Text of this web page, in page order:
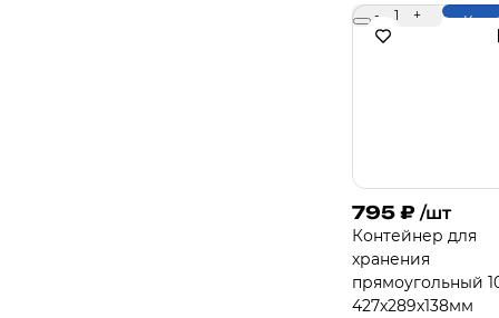
- 1 +
795 ₽ /шт
Контейнер для
хранения
прямоугольный
427х289х138мм